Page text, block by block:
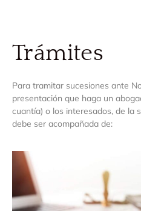
Trámites
Para tramitar sucesiones ante
presentación que haga un
cuantía) o los interesados, de la
debe ser acompañada de: